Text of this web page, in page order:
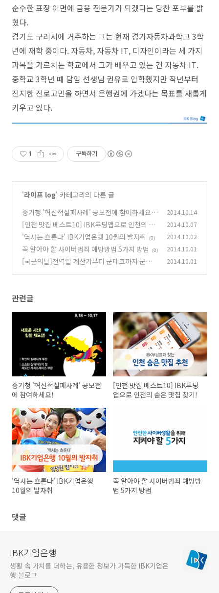
순수한 표정 이면에 금융 전문가가 되겠다는 당찬 포부를 밝
혔다.
경기도 구리시에 거주하는 그는 현재 경기자동차과학고 3학
년에 재학 중이다. 자동차, 자동차 IT, 디자인이라는 세 가지
과목을 가르치는 학교에서 그가 배우고 있는 건 자동차 IT.
중학교 3학년 때 담임 선생님 권유로 입학했지만 작년부터
진지한 진로고민을 하면서 은행권에 가겠다는 목표를 새롭게
키우고 있다.
1 구독하기
'라이프 log' 카테고리의 다른 글
중기청 '혁신적실패사례' 공모전에 참여하세요!
(0)
2014.10.14
[인천 맛집 베스트10] IBK푸딩앱으로 인천의 숨
은 맛집 찾기! (0)
2014.10.07
'역사는 흐른다' IBK기업은행 10월의 발자취 (0) 2014.10.02
꼭 알아야 할 사이버범죄 예방방법 5가지 방법 (0) 2014.10.01
[국군의날]전역일 계산기부터 군테크까지 군인
2014.10.01
관련글
중기청 '혁신적실패사례' 공모전
에 참여하세요!
[인천 맛집 베스트10] IBK푸딩
앱으로 인천의 숨은 맛집 찾기!
'역사는 흐른다' IBK기업은행
10월의 발자취
꼭 알아야 할 사이버범죄 예방방
법 5가지 방법
댓글
IBK기업은행
생활 속 가치를 더하는, 유용한 정보가 가득한 IBK기업은
행 블로그